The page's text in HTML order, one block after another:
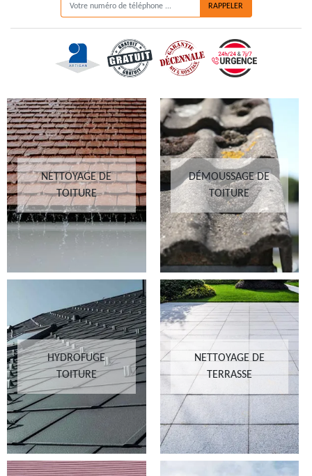
NETTOYAGE DE
TOITURE
DÉMOUSSAGE DE
TOITURE
HYDROFUGE
TOITURE
NETTOYAGE DE
TERRASSE